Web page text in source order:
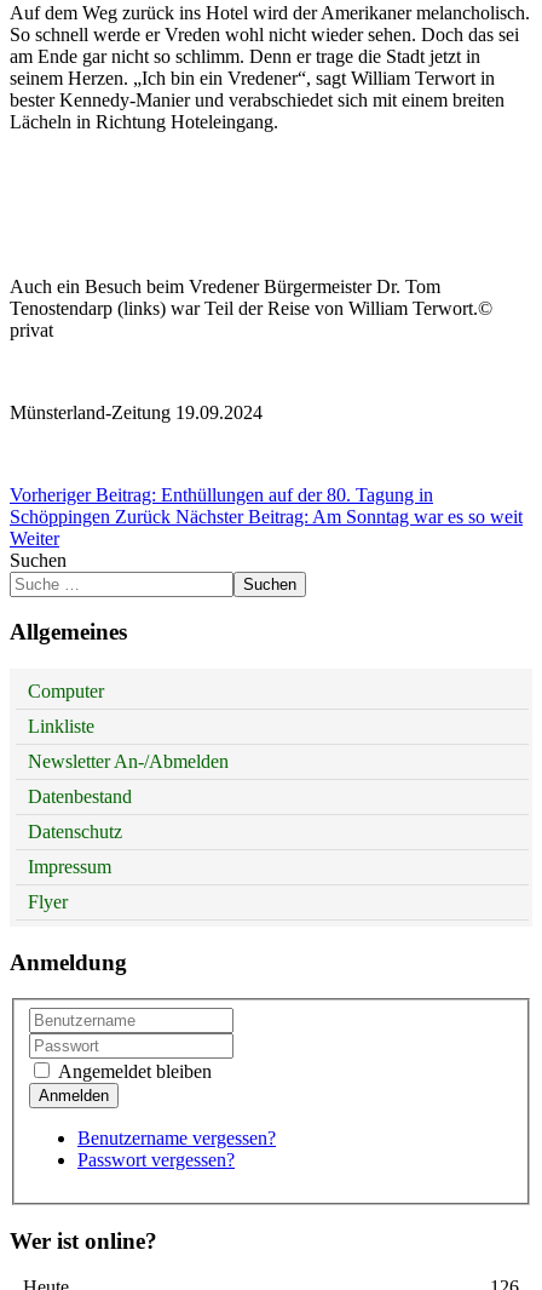
Auf dem Weg zurück ins Hotel wird der Amerikaner melancholisch.
So schnell werde er Vreden wohl nicht wieder sehen. Doch das sei
am Ende gar nicht so schlimm. Denn er trage die Stadt jetzt in
seinem Herzen. „Ich bin ein Vredener“, sagt William Terwort in
bester Kennedy-Manier und verabschiedet sich mit einem breiten
Lächeln in Richtung Hoteleingang.
Auch ein Besuch beim Vredener Bürgermeister Dr. Tom
Tenostendarp (links) war Teil der Reise von William Terwort.©
privat
Münsterland-Zeitung 19.09.2024
Vorheriger Beitrag: Enthüllungen auf der 80. Tagung in
Schöppingen Zurück Nächster Beitrag: Am Sonntag war es so weit
Weiter
Suchen
Suchen
Allgemeines
Computer
Linkliste
Newsletter An-/Abmelden
Datenbestand
Datenschutz
Impressum
Flyer
Anmeldung
Angemeldet bleiben
Benutzername vergessen?
Passwort vergessen?
Wer ist online?